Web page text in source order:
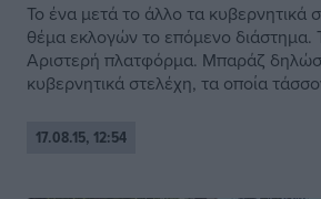
Το ένα μετά το άλλο τα κυβερνητικά
θέμα εκλογών το επόμενο διάστημα.
Αριστερή πλατφόρμα. Μπαράζ
κυβερνητικά στελέχη, τα οποία
17.08.15, 12:54